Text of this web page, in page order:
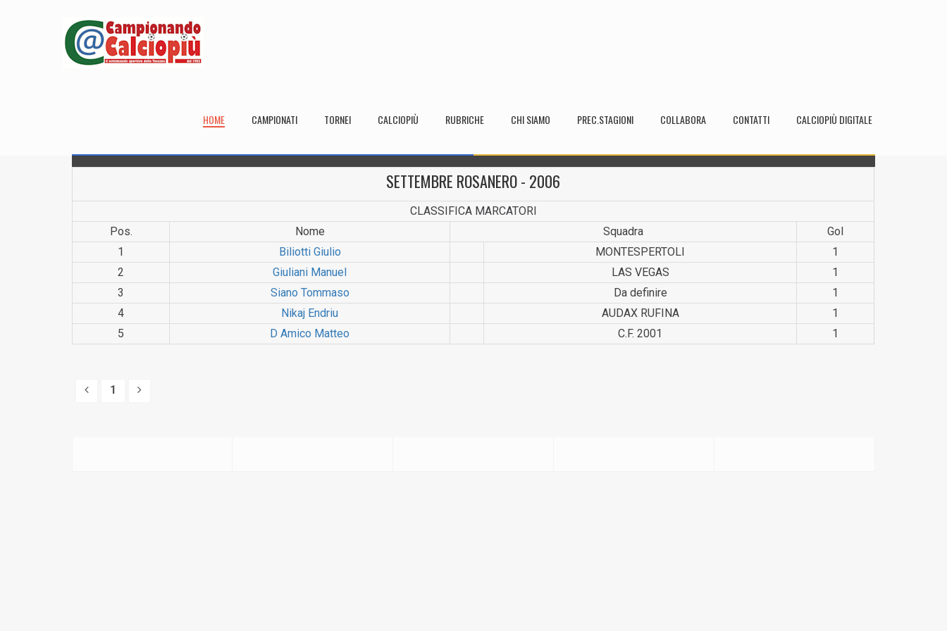
HOME CAMPIONATI TORNEI CALCIOPIÙ RUBRICHE CHI SIAMO PREC.STAGIONI COLLABORA CONTATTI CALCIOPIÙ DIGITALE
SETTEMBRE ROSANERO - 2006
CLASSIFICA MARCATORI
Pos.
Nome Squadra
Gol
1
Biliotti Giulio MONTESP­ERTOLI
1
2
Giuliani Manuel LAS VEGAS
1
3
Siano Tommaso Da definire
1
4
Nikaj Endriu AUDAX RUFINA
1
5
D Amico Matteo C.F. 2001 1
1